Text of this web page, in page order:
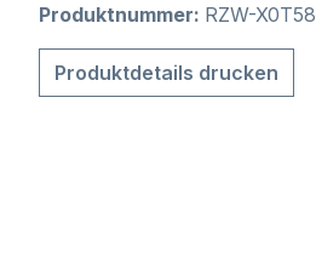
Produktnummer: RZW-X0T58
Produktdetails drucken